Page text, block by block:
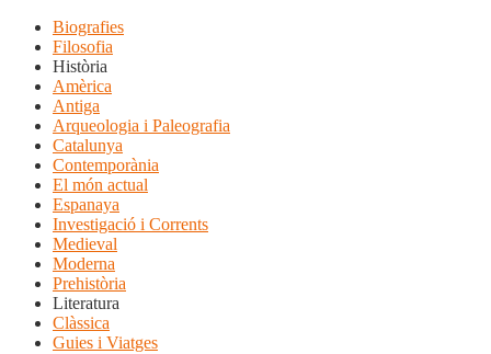
Biografies
Filosofia
Història
Amèrica
Antiga
Arqueologia i Paleografia
Catalunya
Contemporània
El món actual
Espanaya
Investigació i Corrents
Medieval
Moderna
Prehistòria
Literatura
Clàssica
Guies i Viatges